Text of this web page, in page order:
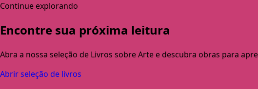
Continue explorando
Encontre sua próxima leitura
Abra a nossa seleção de Livros sobre Arte e descubra obras para
Abrir seleção de livros